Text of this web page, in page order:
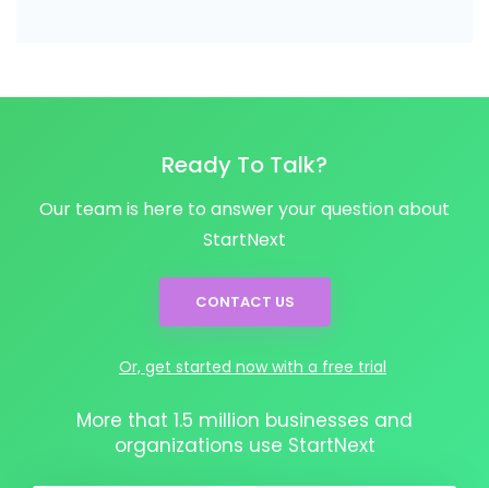
Ready To Talk?
Our team is here to answer your question about
StartNext
CONTACT US
Or, get started now with a free trial
More that 1.5 million businesses and
organizations use StartNext